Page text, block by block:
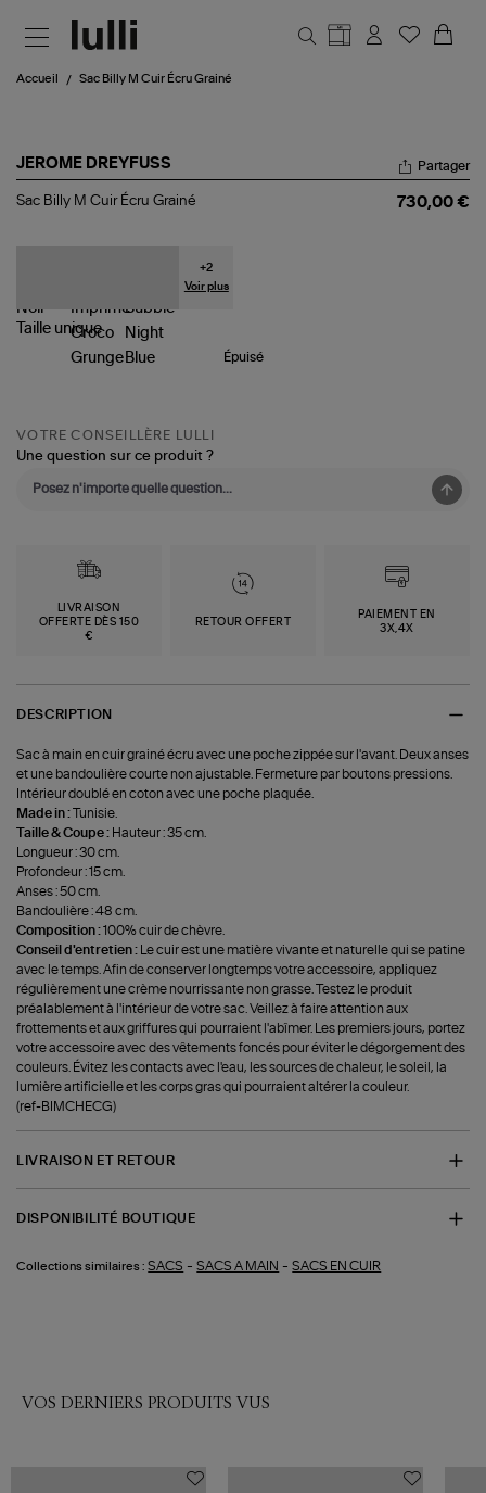
Accueil Sac Billy M Cuir Écru Grainé
JEROME DREYFUSS
Sac
Partager
Sac Billy M Cuir Écru Grainé 730,00 €
+2
Voir plus
Taille unique
Épuisé
VOTRE CONSEILLÈRE LULLI
Une question sur ce produit ?
LIVRAISON
OFFERTE DÈS 150
€
RETOUR OFFERT
PAIEMENT EN
3X,4X
DESCRIPTION
Sac à main en cuir grainé écru avec une poche zippée sur l'avant. Deux anses
et une bandoulière courte non ajustable. Fermeture par boutons pressions.
Intérieur doublé en coton avec une poche plaquée.
Made in :Tunisie.
Taille & Coupe : Hauteur : 35 cm.
Longueur : 30 cm.
Profondeur : 15 cm.
Anses : 50 cm.
Bandoulière : 48 cm.
Composition :100% cuir de chèvre.
Conseil d'entretien :
Le cuir est une matière vivante et naturelle qui se patine
avec le temps. Afin de conserver longtemps votre accessoire, appliquez
régulièrement une crème nourrissante non grasse. Testez le produit
préalablement à l'intérieur de votre sac. Veillez à faire attention aux
frottements et aux griffures qui pourraient l'abîmer. Les premiers jours, portez
votre accessoire avec des vêtements foncés pour éviter le dégorgement des
couleurs. Évitez les contacts avec l'eau, les sources de chaleur, le soleil, la
lumière artificielle et les corps gras qui pourraient altérer la couleur.
(ref-BIMCHECG)
LIVRAISON ET RETOUR
DISPONIBILITÉ BOUTIQUE
Collections similaires : SACS -SACS A MAIN -SACS EN CUIR
VOS DERNIERS PRODUITS VUS